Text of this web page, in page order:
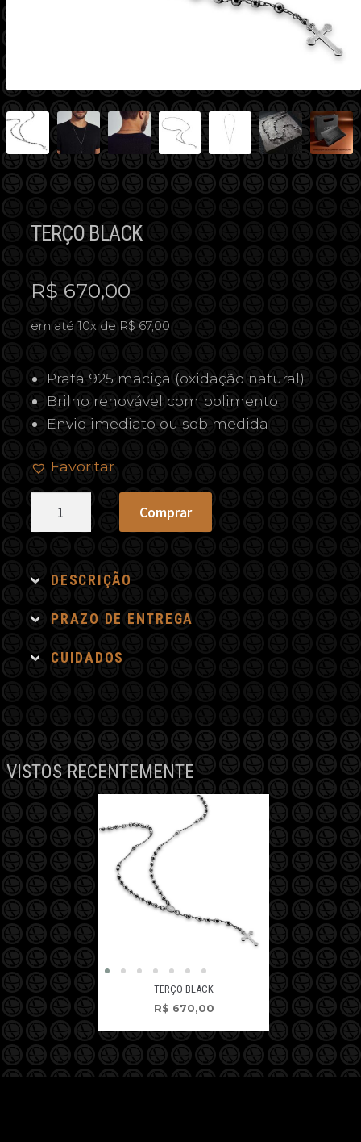
TERÇO BLACK
R$ 670,00
em até 10x de R$ 67,00
Prata 925 maciça (oxidação natural)
Brilho renovável com polimento
Envio imediato ou sob medida
Favoritar
Comprar
DESCRIÇÃO
PRAZO DE ENTREGA
CUIDADOS
VISTOS RECENTEMENTE
TERÇO BLACK
R$ 670,00